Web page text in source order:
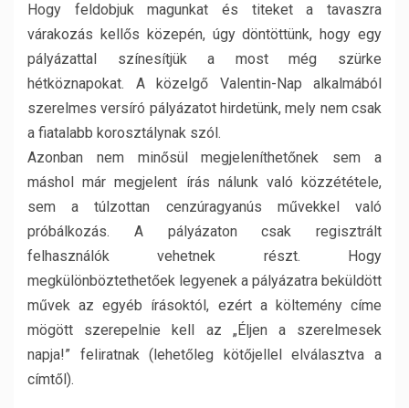
Hogy feldobjuk magunkat és titeket a tavaszra
várakozás kellős közepén, úgy döntöttünk, hogy egy
pályázattal színesítjük a most még szürke
hétköznapokat. A közelgő Valentin-Nap alkalmából
szerelmes versíró pályázatot hirdetünk, mely nem csak
a fiatalabb korosztálynak szól.
Azonban nem minősül megjeleníthetőnek sem a
máshol már megjelent írás nálunk való közzététele,
sem a túlzottan cenzúragyanús művekkel való
próbálkozás. A pályázaton csak regisztrált
felhasználók vehetnek részt. Hogy
megkülönböztethetőek legyenek a pályázatra beküldött
művek az egyéb írásoktól, ezért a költemény címe
mögött szerepelnie kell az „Éljen a szerelmesek
napja!” feliratnak (lehetőleg kötőjellel elválasztva a
címtől).